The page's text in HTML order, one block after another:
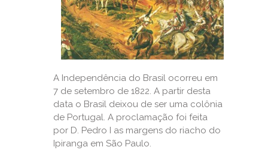
A Independência do Brasil ocorreu em
7 de setembro de 1822. A partir desta
data o Brasil deixou de ser uma colônia
de Portugal. A proclamação foi feita
por D. Pedro I as margens do riacho do
Ipiranga em São Paulo.